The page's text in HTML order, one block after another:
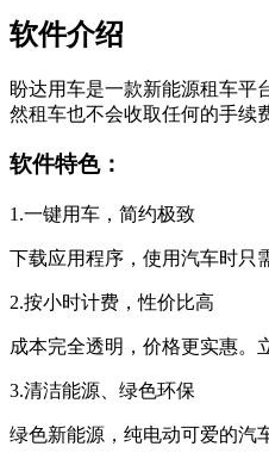
软件介绍
盼达用车是一款新能源租车平
然租车也不会收取任何的手续
软件特色：
1.一键用车，简约极致
下载应用程序，使用汽车时只
2.按小时计费，性价比高
成本完全透明，价格更实惠。
3.清洁能源、绿色环保
绿色新能源，纯电动可爱的汽